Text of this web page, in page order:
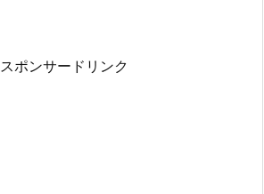
スポンサードリンク